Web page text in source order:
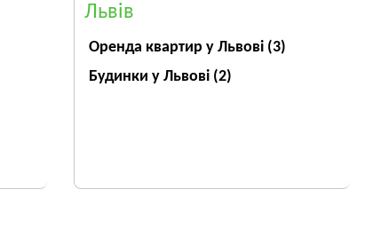
Львів
Оренда квартир у Львові (3)
Будинки у Львові (2)